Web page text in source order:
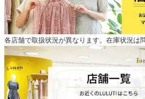
各店舗で取扱状況が異なります。在庫状況は